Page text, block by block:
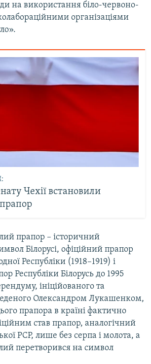
на використання біло-червоно-
організаціями
Чехії встановили
прапор – історичний
Білорусі, офіційний прапор
Республіки (1918–1919) і
Республіки Білорусь до 1995
ініційованого та
Олександром Лукашенком,
прапора в країні фактично
став прапор, аналогічний
РСР, лише без серпа і молота, а
перетворився на символ